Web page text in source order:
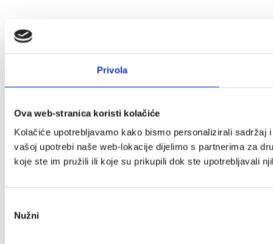
Privola
Ova web-stranica koristi kolačiće
Kolačiće upotrebljavamo kako bismo personalizirali
vašoj upotrebi naše web-lokacije dijelimo s partnerima za
koje ste im pružili ili koje su prikupili dok ste upotrebljavali
pristanka
Nužni